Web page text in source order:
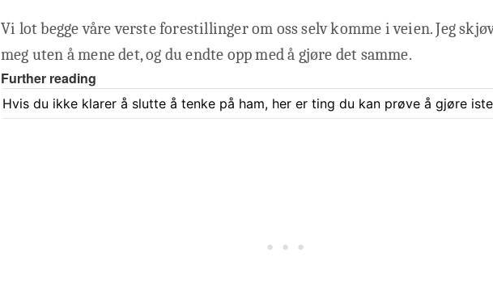
Vi lot begge våre verste forestillinger om oss selv komme i veien. Jeg
meg uten å mene det, og du endte opp med å gjøre det samme.
Further reading
Hvis du ikke klarer å slutte å tenke på ham, her er ting du kan prøve å gjøre